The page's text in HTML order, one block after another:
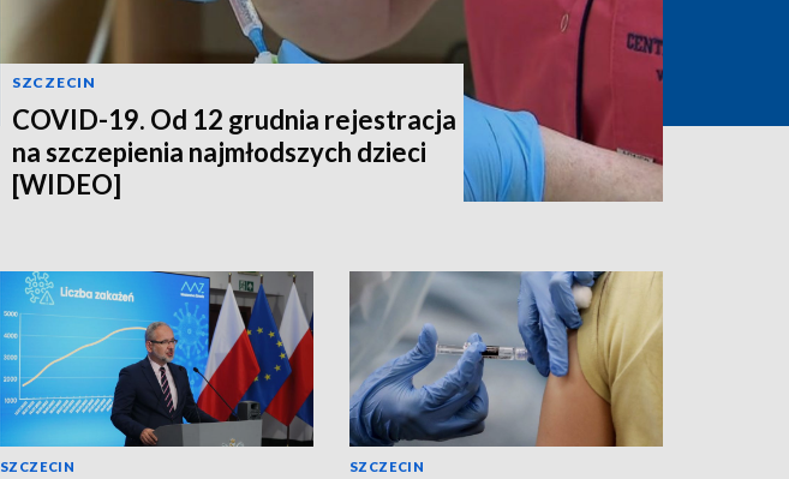
SZCZECIN
COVID-19. Od 12 grudnia rejestracja
na szczepienia najmłodszych dzieci
[WIDEO]
SZCZECIN SZCZECIN